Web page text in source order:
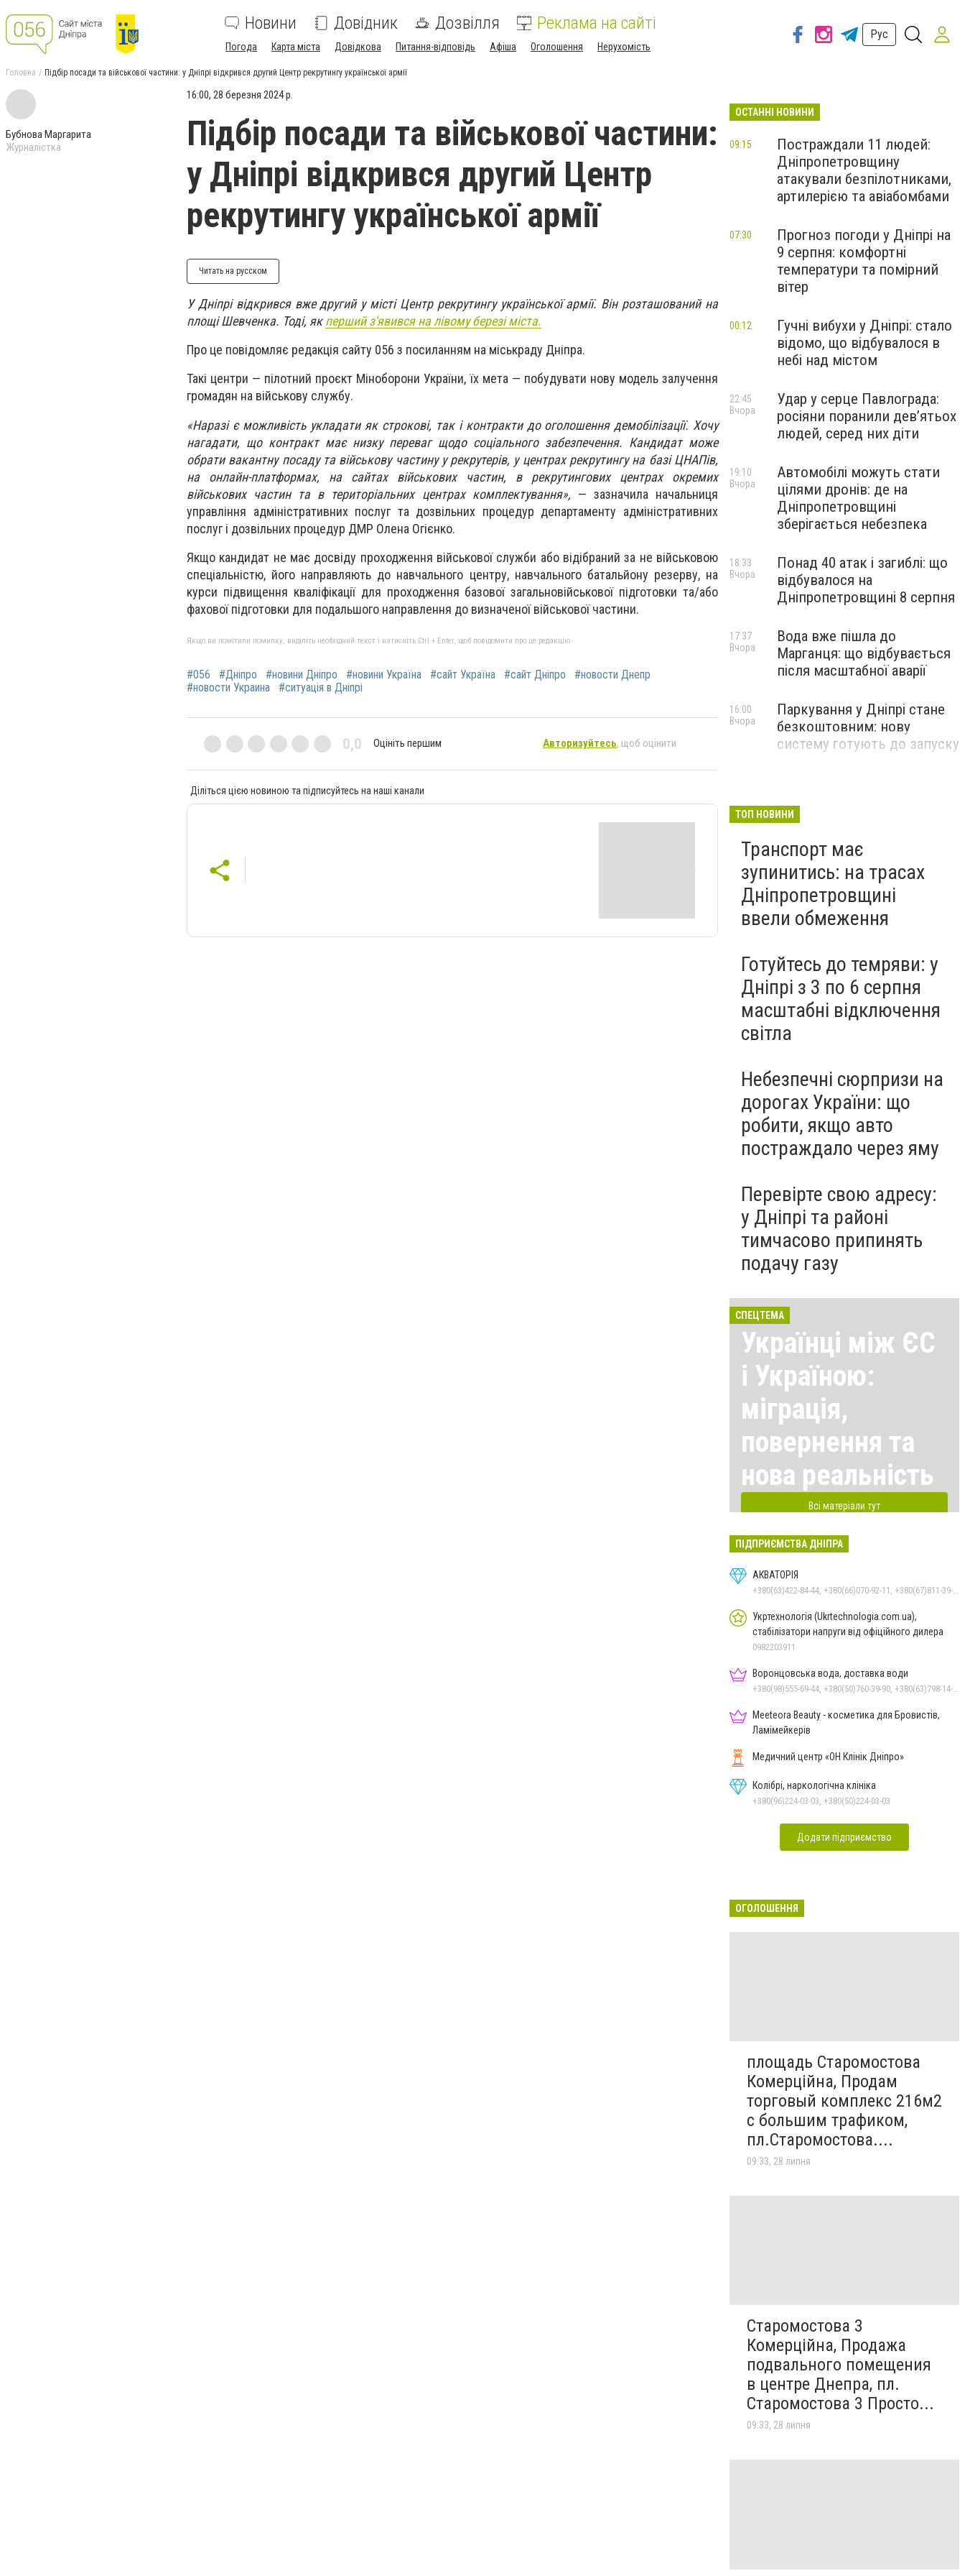
Новини Довідник Дозвілля Реклама на сайті
Погода Карта міста Довідкова Питання-відповідь Афіша Оголошення Нерухомість
Рус
Головна Підбір посади та військової частини: у Дніпрі відкрився другий Центр рекрутингу української армії
Бубнова Маргарита
Журналістка
16:00, 28 березня 2024 р.
Підбір посади та військової частини:
у Дніпрі відкрився другий Центр
рекрутингу української армії
Читать на русском
У Дніпрі відкрився вже другий у місті Центр рекрутингу української армії. Він розташований на
площі Шевченка. Тоді, якперший з'явився на лівому березі міста.
Про це повідомляє редакція сайту 056 з посиланням на міськраду Дніпра.
Такі центри — пілотний проєкт Міноборони України, їх мета — побудувати нову модель залучення
громадян на військову службу.
«Наразі є можливість укладати як строкові, так і контракти до оголошення демобілізації. Хочу
нагадати, що контракт має низку переваг щодо соціального забезпечення. Кандидат може
обрати вакантну посаду та військову частину у рекрутерів, у центрах рекрутингу на базі ЦНАПів,
на онлайн-платформах, на сайтах військових частин, в рекрутингових центрах окремих
військових частин та в територіальних центрах комплектування», — зазначила начальниця
управління адміністративних послуг та дозвільних процедур департаменту адміністративних
послуг і дозвільних процедур ДМР Олена Огієнко.
Якщо кандидат не має досвіду проходження військової служби або відібраний за не військовою
спеціальністю, його направляють до навчального центру, навчального батальйону резерву, на
курси підвищення кваліфікації для проходження базової загальновійськової підготовки та/або
фахової підготовки для подальшого направлення до визначеної військової частини.
Якщо ви помітили помилку, виділіть необхідний текст і натисніть Ctrl + Enter, щоб повідомити про це редакцію
#056 #Дніпро #новини Дніпро #новини Україна #сайт Україна #сайт Дніпро
#новости Днепр
#новости Украина
#ситуація в Дніпрі
0,0 Оцініть першим Авторизуйтесь, щоб оцінити
Діліться цією новиною та підписуйтесь на наші канали
ОСТАННІ НОВИНИ
Постраждали 11 людей:
Дніпропетровщину
атакували безпілотниками,
артилерією та авіабомбами
09:15
Прогноз погоди у Дніпрі на
9 серпня: комфортні
температури та помірний
вітер
07:30
Гучні вибухи у Дніпрі: стало
відомо, що відбувалося в
небі над містом
00:12
Удар у серце Павлограда:
росіяни поранили дев’ятьох
людей, серед них діти
22:45
Вчора
Автомобілі можуть стати
цілями дронів: де на
Дніпропетровщині
зберігається небезпека
19:10
Вчора
Понад 40 атак і загиблі: що
відбувалося на
Дніпропетровщині 8 серпня
18:33
Вчора
Вода вже пішла до
Марганця: що відбувається
після масштабної аварії
17:37
Вчора
Паркування у Дніпрі стане
безкоштовним: нову
систему готують до запуску
16:00
Вчора
ТОП НОВИНИ
Транспорт має
зупинитись: на трасах
Дніпропетровщині
ввели обмеження
Готуйтесь до темряви: у
Дніпрі з 3 по 6 серпня
масштабні відключення
світла
Небезпечні сюрпризи на
дорогах України: що
робити, якщо авто
постраждало через яму
Перевірте свою адресу:
у Дніпрі та районі
тимчасово припинять
подачу газу
СПЕЦТЕМА
Українці між ЄС
і Україною:
міграція,
повернення та
нова реальність
Всі матеріали тут
ПІДПРИЄМСТВА ДНІПРА
АКВАТОРІЯ
Укртехнологія (Ukrtechnologia.com.ua),
стабілізатори напруги від офіційного дилера
0982203911
Воронцовська вода, доставка води
Meeteora Beauty - косметика для Бровистів,
Ламімейкерів
Медичний центр «ОН Клінік Дніпро»
Колібрі, наркологічна клініка
+380(96)224-03-03, +380(50)224-03-03
Додати підприємство
ОГОЛОШЕННЯ
площадь Старомостова
Комерційна, Продам
торговый комплекс 216м2
с большим трафиком,
пл.Старомостова....
09:33, 28 липня
Старомостова 3
Комерційна, Продажа
подвального помещения
в центре Днепра, пл.
Старомостова 3 Просто...
09:33, 28 липня